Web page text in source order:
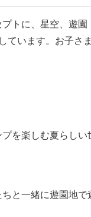
トに、星空、遊園
ています。お子さま
を楽しむ夏らしい
と一緒に遊園地で